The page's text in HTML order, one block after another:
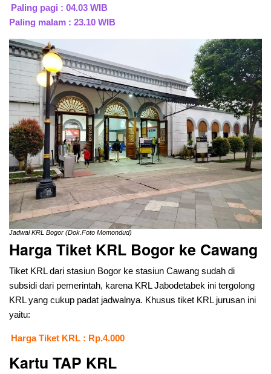
Paling pagi : 04.03 WIB
Paling malam : 23.10 WIB
Jadwal KRL Bogor (Dok.Foto Momondud)
Harga Tiket KRL Bogor ke Cawang
Tiket KRL dari stasiun Bogor ke stasiun Cawang sudah di
subsidi dari pemerintah, karena KRL Jabodetabek ini tergolong
KRL yang cukup padat jadwalnya. Khusus tiket KRL jurusan ini
yaitu:
Harga Tiket KRL : Rp.4.000
Kartu TAP KRL